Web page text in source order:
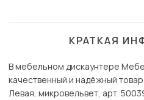
КРАТКАЯ
В мебельном дискаунтере
качественный и надёжный
Левая, микровельвет, арт.